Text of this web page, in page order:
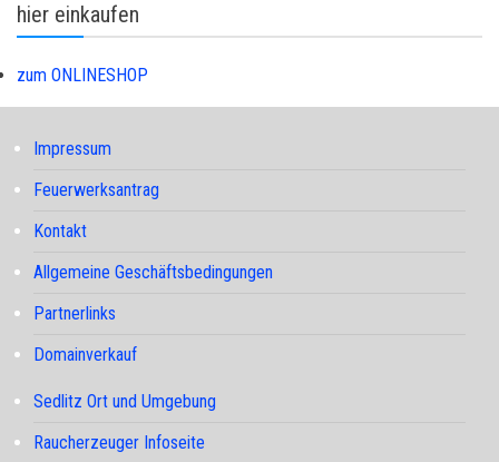
hier einkaufen
zum ONLINESHOP
Impressum
Feuerwerksantrag
Kontakt
Allgemeine Geschäftsbedingungen
Partnerlinks
Domainverkauf
Sedlitz Ort und Umgebung
Raucherzeuger Infoseite